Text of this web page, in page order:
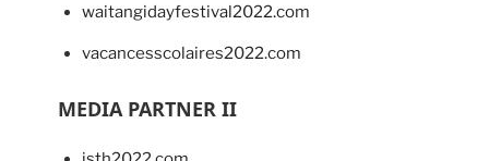
waitangidayfestival2022.com
vacancesscolaires2022.com
MEDIA PARTNER II